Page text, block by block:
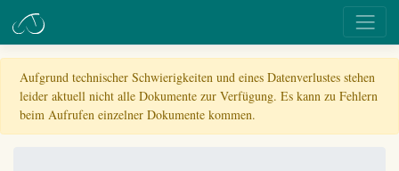
Aufgrund technischer Schwierigkeiten und eines Datenverlustes stehen
leider aktuell nicht alle Dokumente zur Verfügung. Es kann zu Fehlern
beim Aufrufen einzelner Dokumente kommen.